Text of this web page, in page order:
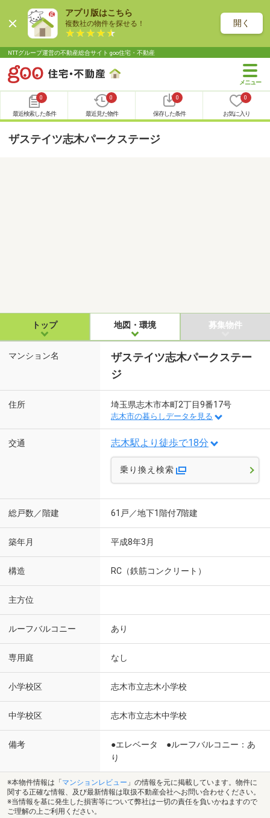
アプリ版はこちら
複数社の物件を探せる！ 開く
NTTグループ運営の不動産総合サイト goo住宅・不動産
0
最近検索した条件
0
最近見た物件
0
保存した条件
0
お気に入り
ザステイツ志木パークステージ
トップ 地図・環境 募集物件
マンション名
ザステイツ志木パークステー
ジ
住所 埼玉県志木市本町2丁目9番17号
志木市の暮らしデータを見る
交通 志木駅より徒歩で18分
乗り換え検索
総戸数／階建 61戸／地下1階付7階建
築年月 平成8年3月
構造 RC（鉄筋コンクリート）
主方位
ルーフバルコニー あり
専用庭 なし
小学校区 志木市立志木小学校
中学校区 志木市立志木中学校
備考
●エレベータ ●ルーフバルコニー：あ
り
※本物件情報は「 マンションレビュー 」の情報を元に掲載しています。物件に
関する正確な情報、及び最新情報は取扱不動産会社へお問い合わせください。
※当情報を基に発生した損害等について弊社は一切の責任を負いかねますので
ご理解の上ご利用ください。